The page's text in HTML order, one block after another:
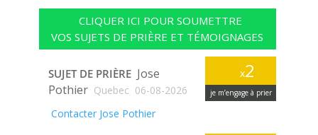
CLIQUER ICI POUR SOUMETTRE
VOS SUJETS DE PRIÈRE ET TÉMOIGNAGES
x2
je m’engage à prier
SUJET DE PRIÈRE Jose
Pothier Quebec 06-08-2026
Contacter Jose Pothier